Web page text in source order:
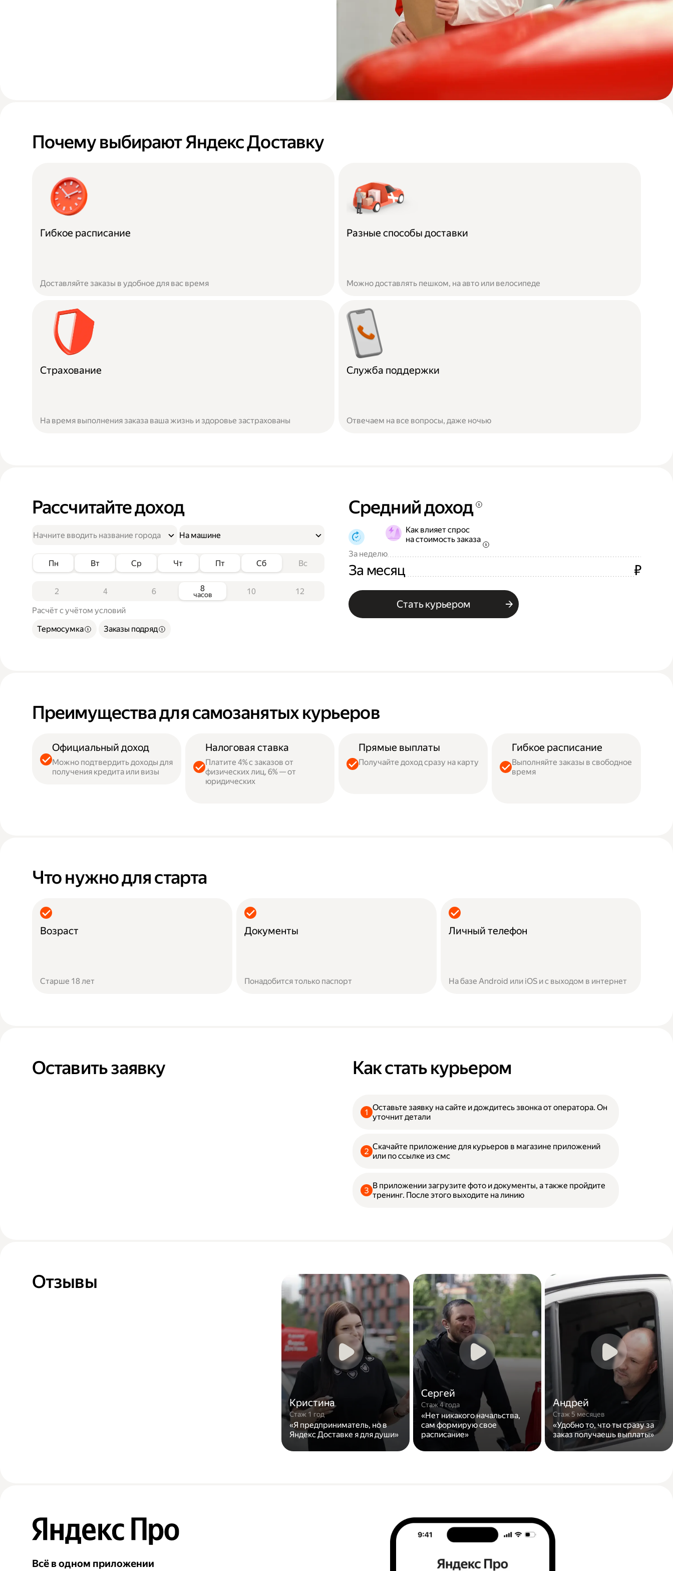
Почему выбирают Яндекс Доставку
Гибкое расписание
Доставляйте заказы в удобное для вас время
Разные способы доставки
Можно доставлять пешком, на авто или велосипеде
Страхование
На время выполнения заказа ваша жизнь и здоровье застрахованы
Служба поддержки
Отвечаем на все вопросы, даже ночью
Рассчитайте доход
На машине
Пн Вт Ср Чт Пт Сб Вс
2 4 6 8
часов 10 12
Расчёт с учётом условий
Термосумка
Заказы подряд
Средний доход
Как влияет спрос
на стоимость заказа
За неделю
За месяц ₽
Стать курьером
Преимущества для самозанятых курьеров
Официальный доход
Можно подтвердить доходы для
получения кредита или визы
Налоговая ставка
Платите 4% с заказов от
физических лиц, 6% — от
юридических
Прямые выплаты
Получайте доход сразу на карту
Гибкое расписание
Выполняйте заказы в свободное
время
Что нужно для старта
Возраст
Старше 18 лет
Документы
Понадобится только паспорт
Личный телефон
На базе Android или iOS и с выходом в интернет
Оставить заявку Как стать курьером
Оставьте заявку на сайте и дождитесь звонка от оператора. Он
уточнит детали
Скачайте приложение для курьеров в магазине приложений
или по ссылке из смс
В приложении загрузите фото и документы, а также пройдите
тренинг. После этого выходите на линию
Отзывы
Кристина
Стаж 1 год
«Я предприниматель, но в
Яндекс Доставке я для души»
Сергей
Стаж 4 года
«Нет никакого начальства,
сам формирую свое
расписание»
Андрей
Стаж 5 месяцев
«Удобно то, что ты сразу за
заказ получаешь выплаты»
Всё в одном приложении